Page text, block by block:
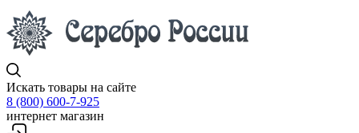
Искать товары на сайте
8 (800) 600-7-925
интернет магазин